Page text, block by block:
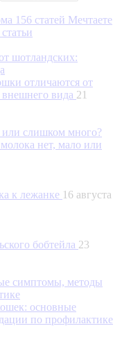
156 статей Мечтаете
отличаются от
внешнего вида 21
нет, мало или
к лежанке 16 августа
бобтейла 23
основные
по профилактике